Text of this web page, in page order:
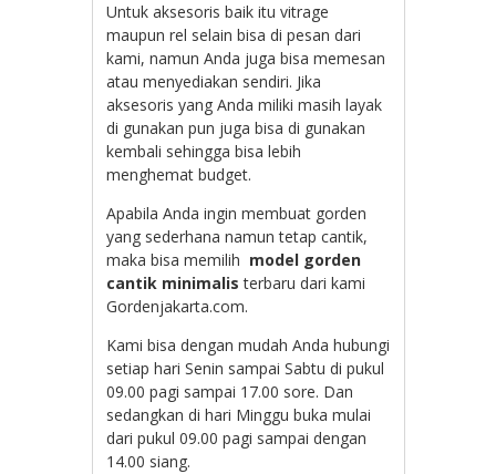
Untuk aksesoris baik itu vitrage
maupun rel selain bisa di pesan dari
kami, namun Anda juga bisa memesan
atau menyediakan sendiri. Jika
aksesoris yang Anda miliki masih layak
di gunakan pun juga bisa di gunakan
kembali sehingga bisa lebih
menghemat budget.
Apabila Anda ingin membuat gorden
yang sederhana namun tetap cantik,
maka bisa memilih model gorden
cantik minimalis terbaru dari kami
Gordenjakarta.com.
Kami bisa dengan mudah Anda hubungi
setiap hari Senin sampai Sabtu di pukul
09.00 pagi sampai 17.00 sore. Dan
sedangkan di hari Minggu buka mulai
dari pukul 09.00 pagi sampai dengan
14.00 siang.